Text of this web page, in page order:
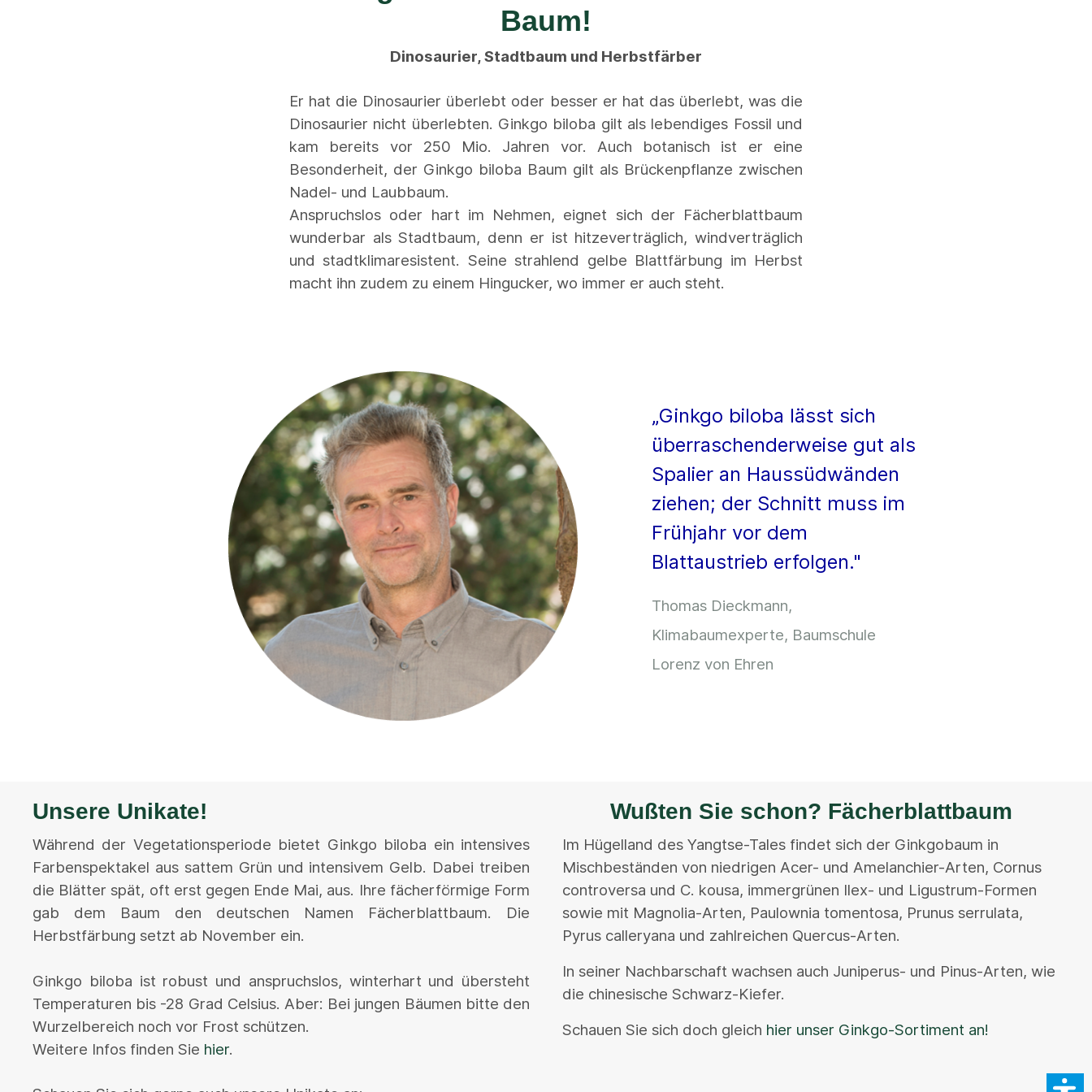
Baum!
Dinosaurier, Stadtbaum und Herbstfärber
Er hat die Dinosaurier überlebt oder besser er hat das überlebt, was die
Dinosaurier nicht überlebten. Ginkgo biloba gilt als lebendiges Fossil und
kam bereits vor 250 Mio. Jahren vor. Auch botanisch ist er eine
Besonderheit, der Ginkgo biloba Baum gilt als Brückenpflanze zwischen
Nadel- und Laubbaum.
Anspruchslos oder hart im Nehmen, eignet sich der Fächerblattbaum
wunderbar als Stadtbaum, denn er ist hitzeverträglich, windverträglich
und stadtklimaresistent. Seine strahlend gelbe Blattfärbung im Herbst
macht ihn zudem zu einem Hingucker, wo immer er auch steht.
„Ginkgo biloba lässt sich
überraschenderweise gut als
Spalier an Haussüdwänden
ziehen; der Schnitt muss im
Frühjahr vor dem
Blattaustrieb erfolgen."
Thomas Dieckmann,
Klimabaumexperte, Baumschule
Lorenz von Ehren
Unsere Unikate!
Während der Vegetationsperiode bietet Ginkgo biloba ein intensives
Farbenspektakel aus sattem Grün und intensivem Gelb. Dabei treiben
die Blätter spät, oft erst gegen Ende Mai, aus. Ihre fächerförmige Form
gab dem Baum den deutschen Namen Fächerblattbaum. Die
Herbstfärbung setzt ab November ein.
Ginkgo biloba ist robust und anspruchslos, winterhart und übersteht
Temperaturen bis -28 Grad Celsius. Aber: Bei jungen Bäumen bitte den
Wurzelbereich noch vor Frost schützen.
Weitere Infos finden Sie hier.
Wußten Sie schon? Fächerblattbaum
Im Hügelland des Yangtse-Tales findet sich der Ginkgobaum in
Mischbeständen von niedrigen Acer- und Amelanchier-Arten, Cornus
controversa und C. kousa, immergrünen Ilex- und Ligustrum-Formen
sowie mit Magnolia-Arten, Paulownia tomentosa, Prunus serrulata,
Pyrus calleryana und zahlreichen Quercus-Arten.
In seiner Nachbarschaft wachsen auch Juniperus- und Pinus-Arten, wie
die chinesische Schwarz-Kiefer.
Schauen Sie sich doch gleich hier unser Ginkgo-Sortiment an!